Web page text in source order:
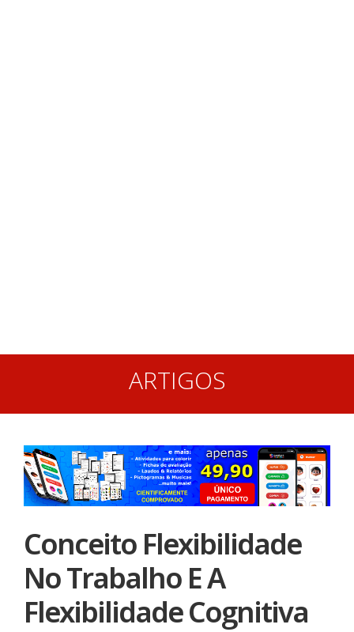
ARTIGOS
Conceito Flexibilidade
No Trabalho E A
Flexibilidade Cognitiva